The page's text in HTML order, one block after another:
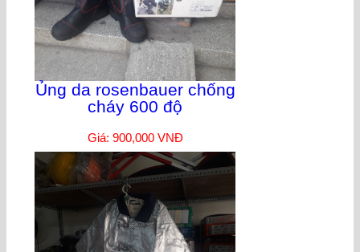
Ủng da rosenbauer chống
cháy 600 độ
Giá: 900,000 VNĐ